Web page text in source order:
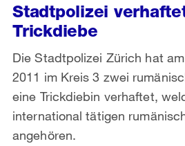
Stadtpolizei
Trickdiebe
Die Stadtpolizei Zürich hat
2011 im Kreis 3 zwei
eine Trickdiebin verhaftet,
international tätigen
angehören.